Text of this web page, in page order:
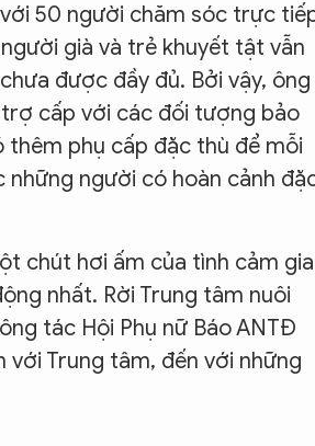
50 người chăm sóc trực
già và trẻ khuyết tật vẫn
được đầy đủ. Bởi vậy, ông
cấp với các đối tượng bảo
phụ cấp đặc thù để mỗi
người có hoàn cảnh
chút hơi ấm của tình cảm gia
nhất. Rời Trung tâm nuôi
tác Hội Phụ nữ Báo ANTĐ
Trung tâm, đến với những